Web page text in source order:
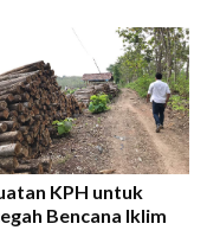
KPH untuk
Bencana Iklim